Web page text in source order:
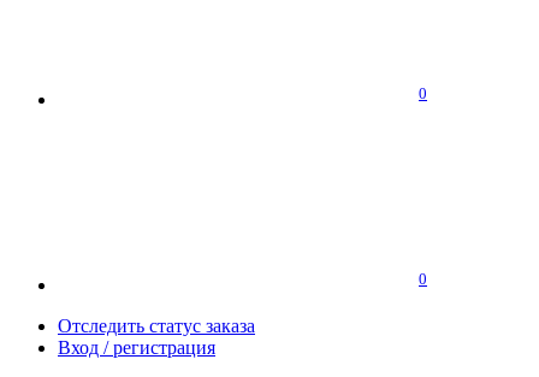
0
0
Отследить статус заказа
Вход / регистрация